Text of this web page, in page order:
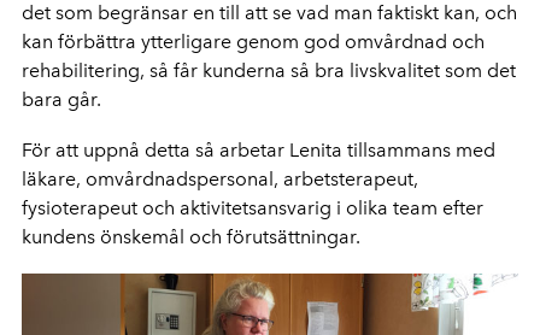
det som begränsar en till att se vad man faktiskt kan, och
kan förbättra ytterligare genom god omvårdnad och
rehabilitering, så får kunderna så bra livskvalitet som det
bara går.
För att uppnå detta så arbetar Lenita tillsammans med
läkare, omvårdnadspersonal, arbetsterapeut,
fysioterapeut och aktivitetsansvarig i olika team efter
kundens önskemål och förutsättningar.